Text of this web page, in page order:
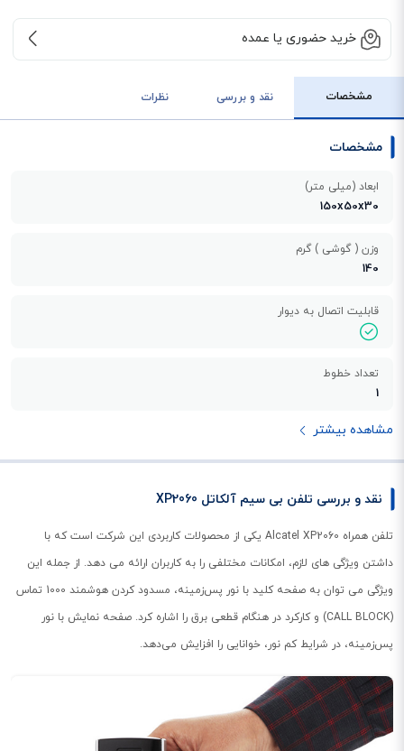
خرید حضوری یا عمده
مشخصات نقد و بررسی نظرات
مشخصات
ابعاد (میلی متر)
150x50x30
وزن ( گوشی ) گرم
140
قابلیت اتصال به دیوار
تعداد خطوط
مشاهده بیشتر
نقد و بررسی تلفن بی سیم آلکاتل XP2060
تلفن همراه Alcatel XP2060 یکی از محصولات کاربردی این شرکت است که با
داشتن ویژگی های لازم، امکانات مختلفی را به کاربران ارائه می دهد. از جمله این
ویژگی می توان به صفحه کلید با نور پس‌زمینه، مسدود کردن هوشمند 1000 تماس
(CALL BLOCK) و کارکرد در هنگام قطعی برق را اشاره کرد. صفحه نمایش با نور
پس‌زمینه، در شرایط کم نور، خوانایی را افزایش می‌دهد.